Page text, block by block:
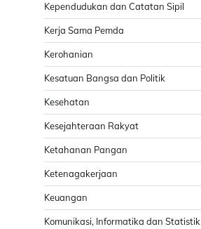
Kependudukan dan Catatan Sipil
Kerja Sama Pemda
Kerohanian
Kesatuan Bangsa dan Politik
Kesehatan
Kesejahteraan Rakyat
Ketahanan Pangan
Ketenagakerjaan
Keuangan
Komunikasi, Informatika dan Statistik